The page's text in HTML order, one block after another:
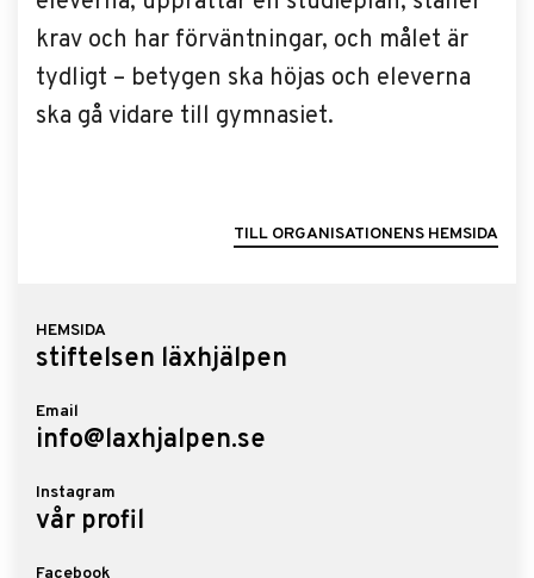
HEMSIDA
stiftelsen läxhjälpen
Email
info@laxhjalpen.se
Instagram
vår profil
Facebook
krav och har förväntningar, och målet är
tydligt – betygen ska höjas och eleverna
ska gå vidare till gymnasiet.
TILL ORGANISATIONENS HEMSIDA